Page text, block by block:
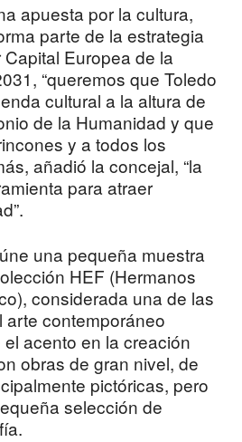
apuesta por la cultura,
parte de la estrategia
Europea de la
“queremos que Toledo
cultural a la altura de
de la Humanidad y que
y a todos los
añadió la concejal, “la
para atraer
una pequeña muestra
HEF (Hermanos
considerada una de las
arte contemporáneo
acento en la creación
obras de gran nivel, de
pictóricas, pero
selección de